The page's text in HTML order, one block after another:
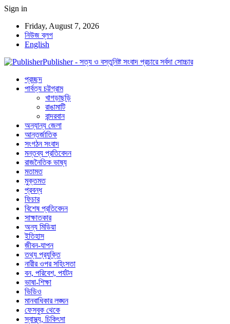
Sign in
Friday, August 7, 2026
নিউজ ব্লগ
English
Publisher - সত্য ও বস্তুনিষ্ট সংবাদ প্রচারে সর্বদা সোচ্চার
প্রচ্ছদ
পার্বত্য চট্টগ্রাম
খাগড়াছড়ি
রাঙামাটি
বান্দরবান
অন্যান্য জেলা
আন্তর্জাতিক
সংগঠন সংবাদ
মন্তব্য প্রতিবেদন
রাজনৈতিক ভাষ্য
মতামত
মুক্তমত
প্রবন্ধ
ফিচার
বিশেষ প্রতিবেদন
সাক্ষাতকার
অন্য মিডিয়া
ইতিহাস
জীবন-যাপন
তথ্য প্রযুক্তি
নারীর ওপর সহিংসতা
বন, পরিবেশ, পর্যটন
ভাষা-শিক্ষা
ভিডিও
মানবাধিকার লঙ্ঘন
ফেসবুক থেকে
স্বাস্থ্য, চিকিৎসা